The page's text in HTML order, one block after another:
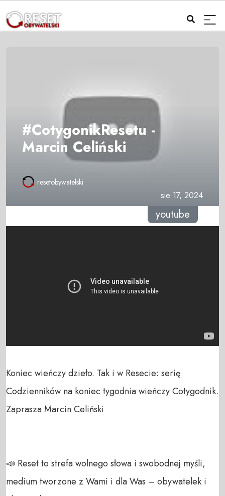
#CotygonikResetu -
Marcin Celiński
resetobywatelski
sie 17, 2024
youtube
Koniec wieńczy dzieło. Tak i w Resecie: serię
Codzienników na koniec tygodnia wieńczy Cotygodnik.
Zaprasza Marcin Celiński
📣 Reset to strefa wolnego słowa i swobodnej myśli,
medium tworzone z Wami i dla Was – obywatelek i